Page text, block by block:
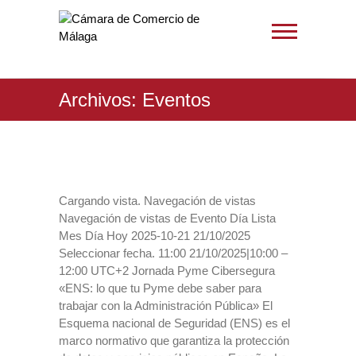
Archivos: Eventos
Cargando vista. Navegación de vistas
Navegación de vistas de Evento Día Lista
Mes Día Hoy 2025-10-21 21/10/2025
Seleccionar fecha. 11:00 21/10/2025|10:00 –
12:00 UTC+2 Jornada Pyme Cibersegura
«ENS: lo que tu Pyme debe saber para
trabajar con la Administración Pública» El
Esquema nacional de Seguridad (ENS) es el
marco normativo que garantiza la protección